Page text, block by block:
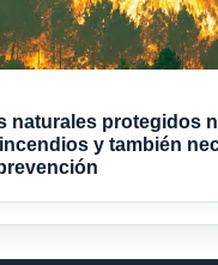
naturales protegidos
y también